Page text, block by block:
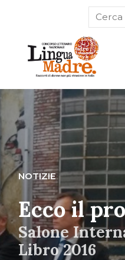
NOTIZIE
Ecco il
Salone
Libro 2016